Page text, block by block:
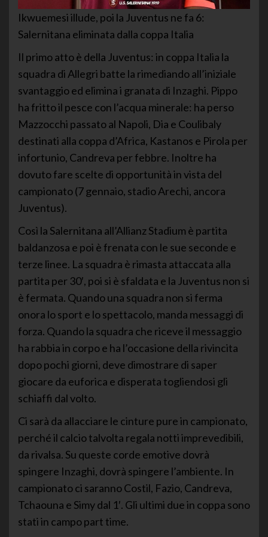
Ikwuemesi illude, poi la Juventus ne fa 6:
Salernitana eliminata dalla coppa Italia
Il primo atto è della Juventus: in coppa Italia la
squadra di Allegri batte la rimediando all’iniziale
svantaggio ed elimina i granata di Inzaghi. Pippo
ha fritto il pesce con l’acqua minerale: ha perso
Mazzocchi passato al Napoli, Dia e Coulibaly
destinati alla coppa d’Africa, Kastanos e Pirola per
infortunio, Candreva per febbre. Inoltre ha
dovuto fare scelte di opportunità in vista del
campionato (7 gennaio, stadio Arechi, ancora
Juventus).
Così la Salernitana all’Allianz Stadium è partita
baldanzosa e poi è frenata con le sue seconde e
terze linee. La squadra è rimasta attaccata alla
partita per 30′, poi si è sfaldata e la Juventus non si
è fermata. Quando una squadra non si ferma
onora lo sport e lo spettacolo, manda messaggi di
forza. Quando la squadra che riceve il messaggio
ha rabbia in corpo e ha l’occasione della rivincita
dopo pochi giorni, deve dimostrare di saper
giocare da euforica e disperata togliendosi gli
schiaffi dal volto.
Ci sarà da allacciare le cinture pure in campionato,
perché il calcio talvolta regala notti imprevedibili,
da rivalsa. Su queste corde emotive dovrà
spingere Inzaghi, dovrà spingere l’ambiente. In
campionato ci saranno Costil, Fazio, Candreva,
Tchaouna e Simy dal 1′. Gli ultimi due in coppa sono
stati in campo part time.